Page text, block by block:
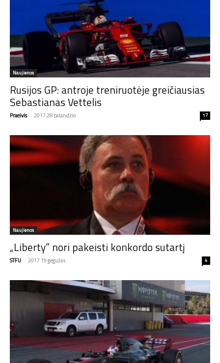
Naujienos
Rusijos GP: antroje treniruotėje greičiausias
Sebastianas Vettelis
Praeivis - 2017 28 balandžio 17
Naujienos
„Liberty” nori pakeisti konkordo sutartį
STFU - 2017 19 gegužės 4